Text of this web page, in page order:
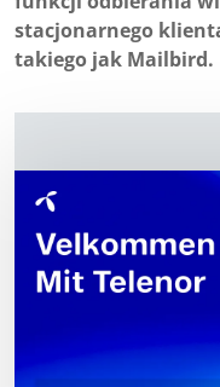
stacjonarnego
takiego jak Mailbird.